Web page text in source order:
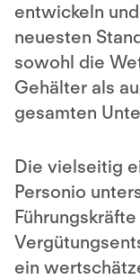
entwickeln
neuesten
sowohl die
Gehälter als
gesamten
Die vielseitig
Personio
ein